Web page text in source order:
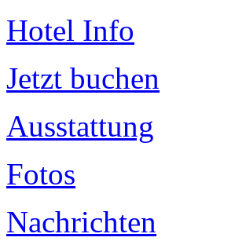
Hotel Info
Jetzt buchen
Ausstattung
Fotos
Nachrichten